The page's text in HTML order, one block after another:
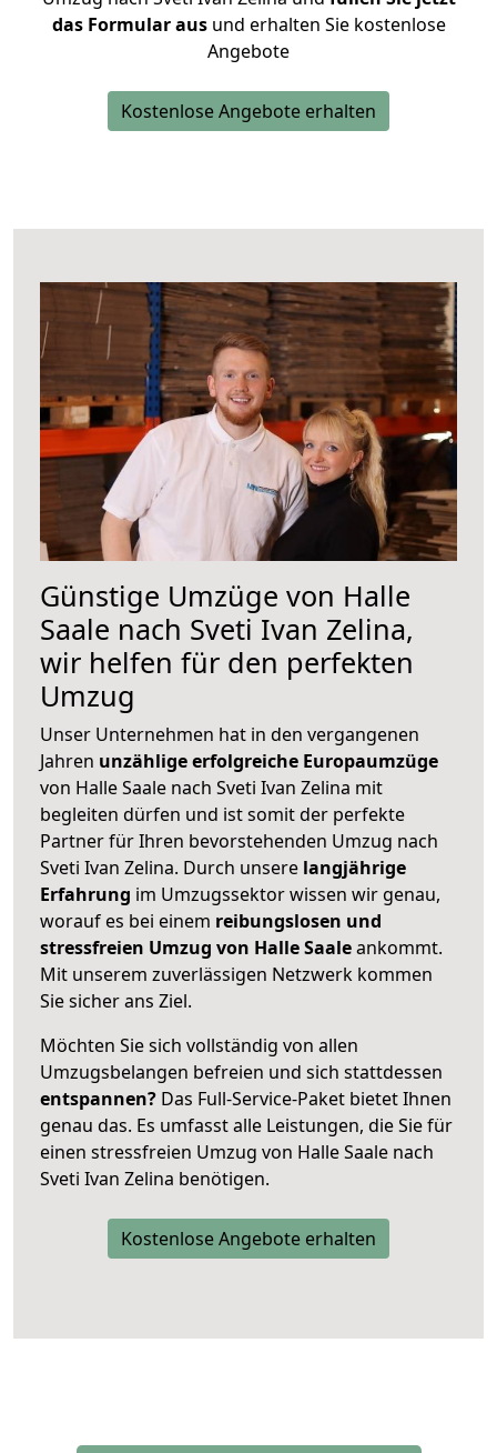
das Formular ausund erhalten Sie kostenlose
Angebote
Kostenlose Angebote erhalten
Günstige Umzüge von Halle
Saale nach Sveti Ivan Zelina,
wir helfen für den perfekten
Umzug
Unser Unternehmen hat in den vergangenen
Jahren unzählige erfolgreiche Europaumzüge
von Halle Saale nach Sveti Ivan Zelina mit
begleiten dürfen und ist somit der perfekte
Partner für Ihren bevorstehenden Umzug nach
Sveti Ivan Zelina. Durch unsere langjährige
Erfahrung im Umzugssektor wissen wir genau,
worauf es bei einem reibungslosen und
stressfreien Umzug von Halle Saaleankommt.
Mit unserem zuverlässigen Netzwerk kommen
Sie sicher ans Ziel.
Möchten Sie sich vollständig von allen
Umzugsbelangen befreien und sich stattdessen
entspannen? Das Full-Service-Paket bietet Ihnen
genau das. Es umfasst alle Leistungen, die Sie für
einen stressfreien Umzug von Halle Saale nach
Sveti Ivan Zelina benötigen.
Kostenlose Angebote erhalten